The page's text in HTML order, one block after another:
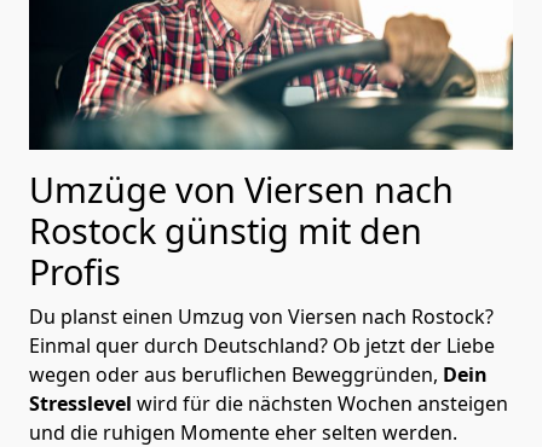
Umzüge von Viersen nach
Rostock günstig mit den
Profis
Du planst einen Umzug von Viersen nach Rostock?
Einmal quer durch Deutschland? Ob jetzt der Liebe
wegen oder aus beruflichen Beweggründen, Dein
Stresslevel wird für die nächsten Wochen ansteigen
und die ruhigen Momente eher selten werden.